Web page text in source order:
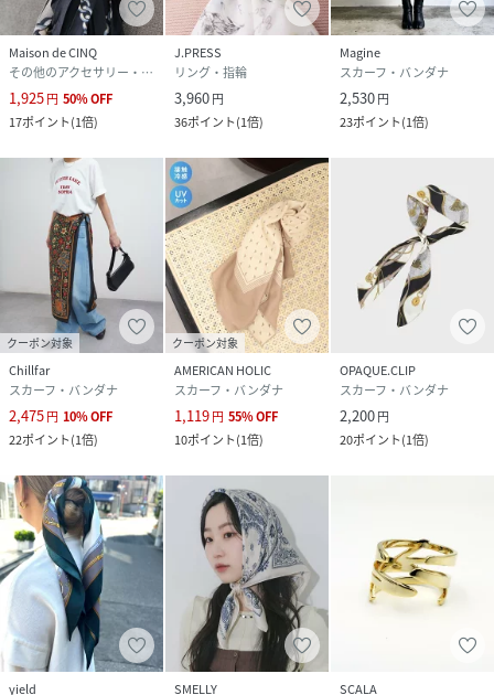
Maison de CINQ
その他のアクセサリー・腕時計
1,925円 50%OFF
17ポイント(1倍)
J.PRESS
リング・指輪
3,960円
36ポイント(1倍)
Magine
スカーフ・バンダナ
2,530円
23ポイント(1倍)
クーポン対象
Chillfar
スカーフ・バンダナ
2,475円 10%OFF
22ポイント(1倍)
クーポン対象
AMERICAN HOLIC
スカーフ・バンダナ
1,119円 55%OFF
10ポイント(1倍)
OPAQUE.CLIP
スカーフ・バンダナ
2,200円
20ポイント(1倍)
yield SMELLY SCALA